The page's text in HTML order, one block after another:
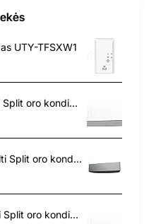
UTY-TFSXW1
ASYG07KETA Fujitsu Multi Split oro kondicionierius 2.0/2.5 kW sieninis vidinis blokas
ASYG07KETAB Fujitsu Multi Split oro kondicionierius 2.0/2.5 kW sieninis vidinis blokas
ASYG09KETA Fujitsu Multi Split oro kondicionierius 2.5/2.8 kW sieninis vidinis blokas